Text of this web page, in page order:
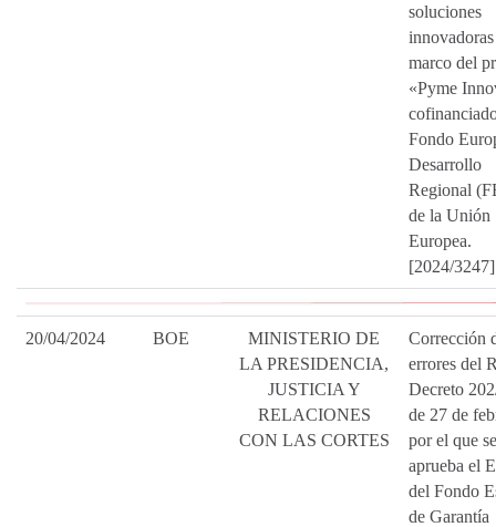
soluciones
marco del
«Pyme
Fondo
Desarrollo
Regional
de la Unión
Europea.
[2024/3247]
20/04/2024 BOE
MINISTERIO DE
LA PRESIDENCIA,
JUSTICIA Y
RELACIONES
CON LAS CORTES
Corrección
errores del
Decreto
de 27 de
por el que se
aprueba el
del Fondo
de Garantía